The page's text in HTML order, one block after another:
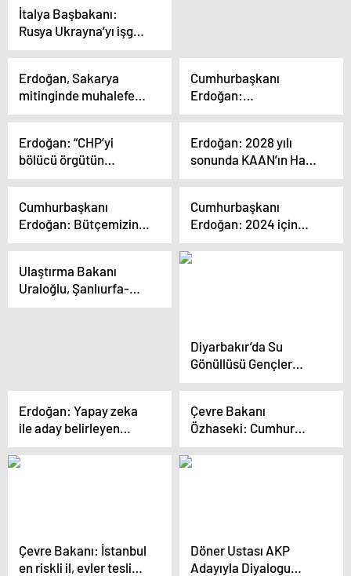
İtalya Başbakanı:
Rusya Ukrayna’yı işgal
etmeseydi Hamas
Erdoğan, Sakarya
mitinginde muhalefete
ağır eleştirilerde
Cumhurbaşkanı
Erdoğan:
“Karşımızdaki ittifakın
gördükçe verilmiş
sadakamız varmış
diyoruz”
Erdoğan: “CHP’yi
bölücü örgütün
güdümündeki DEM’in
dönüştürenler utansın”
Erdoğan: 2028 yılı
sonunda KAAN’ın Hava
Kuvvetlerimize
Cumhurbaşkanı
Erdoğan: Bütçemizin
sınırlarını zorlama
vatandaşlarımızın
taleplerini karşılamaya
gayret ediyoruz
Cumhurbaşkanı
Erdoğan: 2024 için
asgari ücretlilere,
kamu görevlilerine ve
Ulaştırma Bakanı
Uraloğlu, Şanlıurfa-
Ovaköy arasına 320
Diyarbakır’da Su
Gönüllüsü Gençler
Sahada Projesi 12
yayıldı
Erdoğan: Yapay zeka
ile aday belirleyen
CHP’ye akıl fikir versin
Çevre Bakanı
Özhaseki: Cumhur
İttifakı doğru olanı
yapıyor
Çevre Bakanı: İstanbul
en riskli il, evler teslim
Döner Ustası AKP
Adayıyla Diyalogu